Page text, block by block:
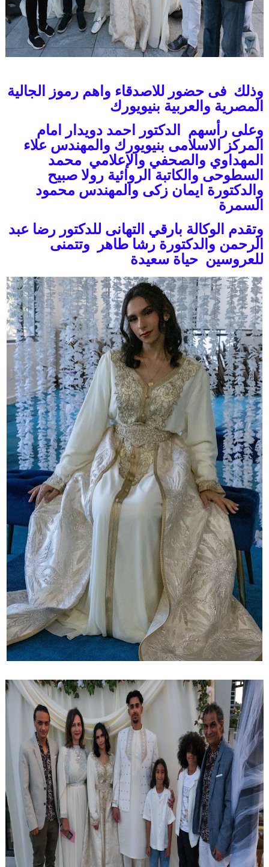
وذلك فى حضور للاصدقاء واهم رموز الجالية
المصرية والعربية بنيويورك
وعلى رأسهم الدكتور احمد دويدار امام
المركز الاسلامى بنيويورك والمهندس علاء
المهداوي والصحفي والإعلامي محمد
السطوحى والكاتبة الروائية رولا صبيح
والدكتورة ايمان زكى والمهندس محمود
السمرة
وتقدم الوكالة بارقي التهانى للدكتور رضا عبد
الرحمن والدكتورة رشا طاهر وتتمنى
للعروسين حياة سعيدة